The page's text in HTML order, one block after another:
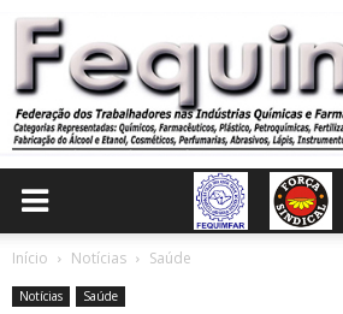
Início Notícias Saúde
Notícias Saúde